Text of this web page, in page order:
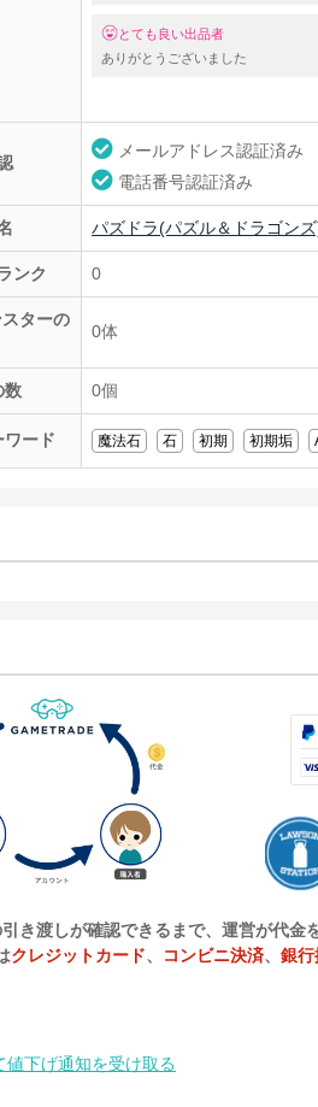
とても良い出品者
ありがとうございました
メールアドレス認証済み
電話番号認証済み
パズドラ(パズル＆ドラゴン
ンク 0
ターの
0体
数 0個
ワード 魔法石 石 初期 初期垢
き渡しが確認できるまで、運営が代金
クレジットカード、 コンビニ決済、 銀行
値下げ通知を受け取る